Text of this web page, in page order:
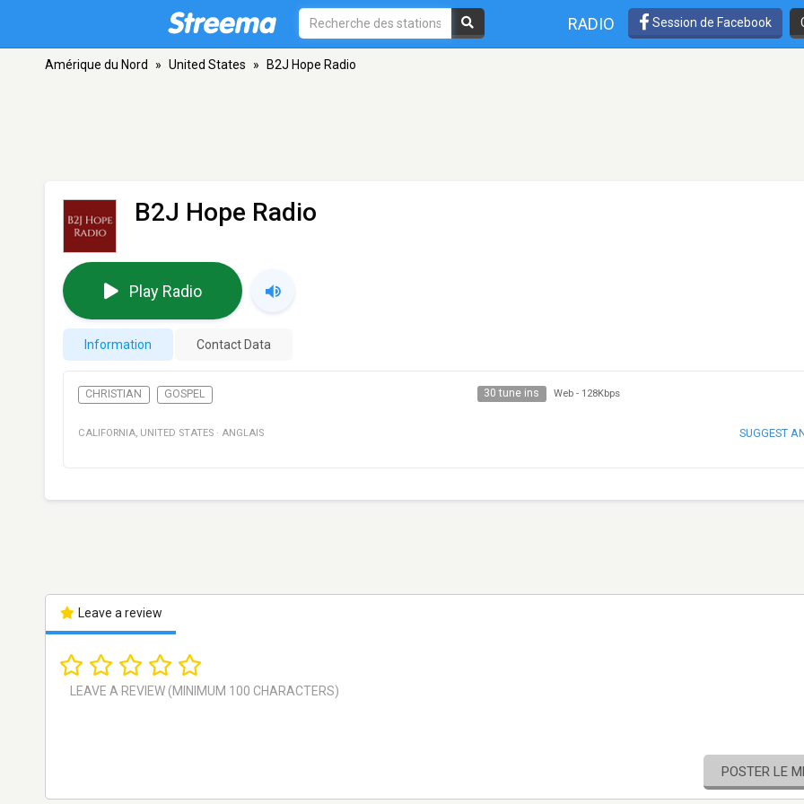
RADIO Session de Facebook
Amérique du Nord » United States » B2J Hope Radio
B2J Hope Radio
Play Radio
Information Contact Data
CHRISTIAN GOSPEL 30 tune ins Web - 128Kbps
CALIFORNIA, UNITED STATES · ANGLAIS SUGGEST
Leave a review
POSTER LE